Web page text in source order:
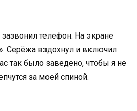
телефон. На экране
Серёжа вздохнул и включил
так было заведено, чтобы я не
за моей спиной.